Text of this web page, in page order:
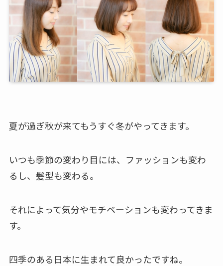
夏が過ぎ秋が来てもうすぐ冬がやってきます。
いつも季節の変わり目には、ファッションも変わ
るし、髪型も変わる。
それによって気分やモチベーションも変わってきま
す。
四季のある日本に生まれて良かったですね。